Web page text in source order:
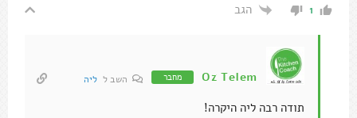
1 הגב
Oz Telem מחבר השב ל ליה
תודה רבה ליה היקרה!